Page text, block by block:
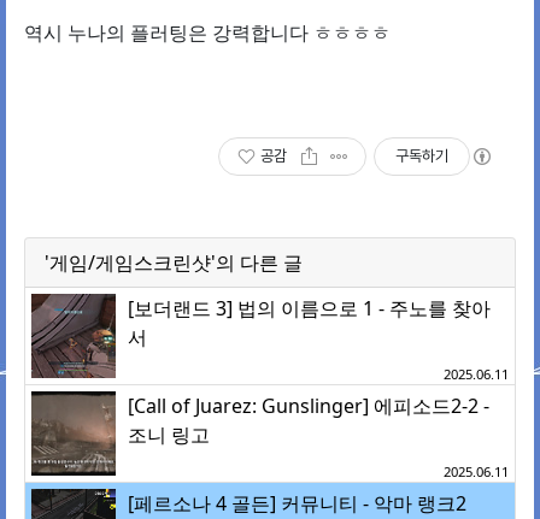
역시 누나의 플러팅은 강력합니다 ㅎㅎㅎㅎ
공감 구독하기
'게임/게임스크린샷'의 다른 글
[보더랜드 3] 법의 이름으로 1 - 주노를 찾아
서
2025.06.11
[Call of Juarez: Gunslinger] 에피소드2-2 -
조니 링고
2025.06.11
[페르소나 4 골든] 커뮤니티 - 악마 랭크2